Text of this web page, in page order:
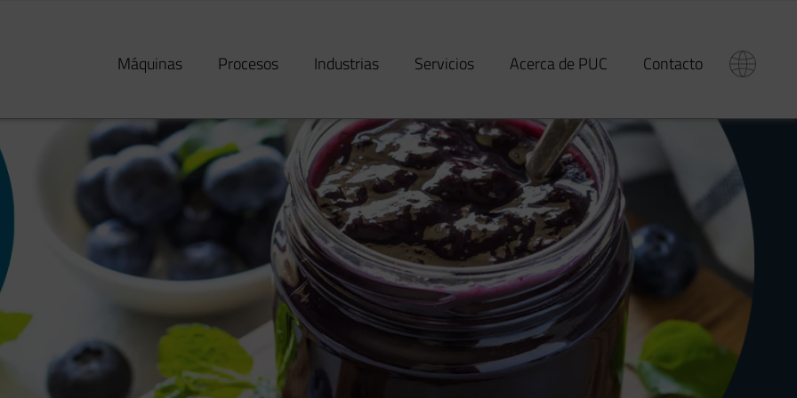
Máquinas Procesos Industrias Servicios Acerca de PUC Contacto